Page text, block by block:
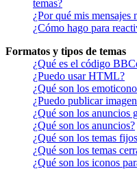
temas?
¿Por qué mis mensajes
¿Cómo hago para
Formatos y tipos de temas
¿Qué es el código
¿Puedo usar HTML?
¿Qué son los
¿Puedo publicar
¿Qué son los anuncios
¿Qué son los anuncios?
¿Qué son los temas
¿Qué son los temas
¿Qué son los iconos